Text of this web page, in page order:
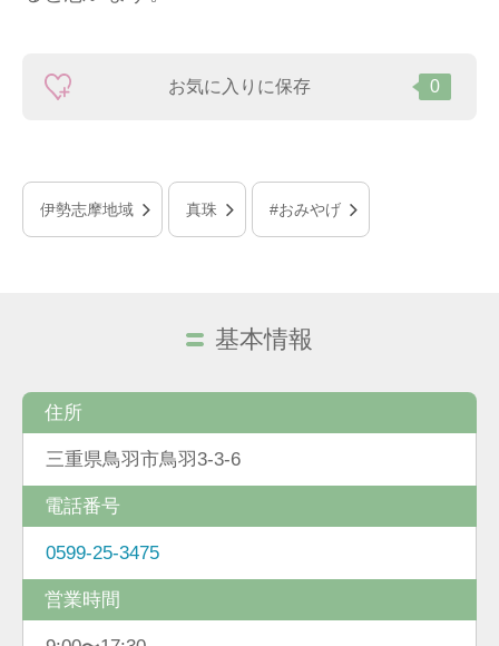
お気に入りに保存 0
伊勢志摩地域 真珠 #おみやげ
基本情報
住所
三重県鳥羽市鳥羽3-3-6
電話番号
0599-25-3475
営業時間